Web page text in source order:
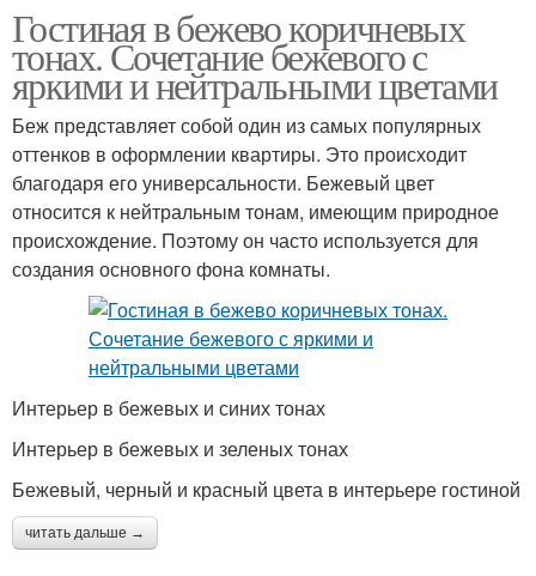
Гостиная в бежево коричневых
тонах. Сочетание бежевого с
яркими и нейтральными цветами
Беж представляет собой один из самых популярных
оттенков в оформлении квартиры. Это происходит
благодаря его универсальности. Бежевый цвет
относится к нейтральным тонам, имеющим природное
происхождение. Поэтому он часто используется для
создания основного фона комнаты.
Интерьер в бежевых и синих тонах
Интерьер в бежевых и зеленых тонах
Бежевый, черный и красный цвета в интерьере гостиной
читать дальше →